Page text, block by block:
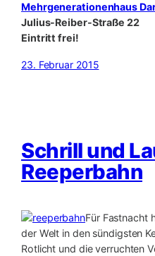
Mehrgenerationenhaus
Julius-Reiber-Straße 22
Eintritt frei!
23. Februar 2015
Schrill und
Reeperbahn
Für Fastnacht
der Welt in den sündigsten
Rotlicht und die verruchten